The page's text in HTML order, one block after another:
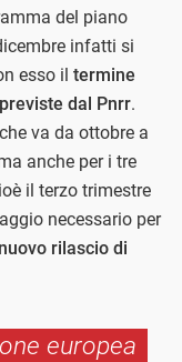
del piano
infatti si
esso il termine
dal Pnrr.
va da ottobre a
anche per i tre
il terzo trimestre
necessario per
rilascio di
europea